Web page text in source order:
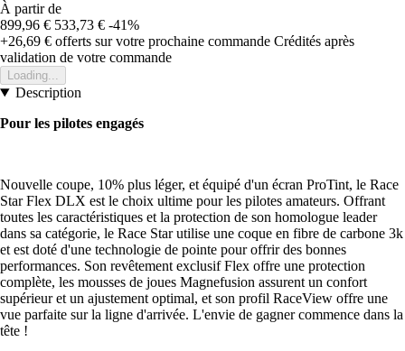
À partir de
899,96 € 533,73 € -41%
+26,69 € offerts sur votre prochaine commande Crédités après
validation de votre commande
Loading...
Description
Pour les pilotes engagés
Nouvelle coupe, 10% plus léger, et équipé d'un écran ProTint, le Race
Star Flex DLX est le choix ultime pour les pilotes amateurs. Offrant
toutes les caractéristiques et la protection de son homologue leader
dans sa catégorie, le Race Star utilise une coque en fibre de carbone 3k
et est doté d'une technologie de pointe pour offrir des bonnes
performances. Son revêtement exclusif Flex offre une protection
complète, les mousses de joues Magnefusion assurent un confort
supérieur et un ajustement optimal, et son profil RaceView offre une
vue parfaite sur la ligne d'arrivée. L'envie de gagner commence dans la
tête !